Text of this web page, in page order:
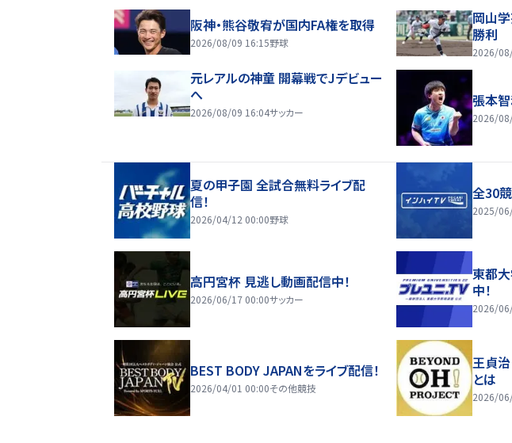
阪神・熊谷敬宥が国内FA権を取得
2026/08/09 16:15野球
岡山
勝利
2026/
元レアルの神童 開幕戦でJデビュー
へ
2026/08/09 16:04サッカー
張本
2026/
夏の甲子園 全試合無料ライブ配
信！
2026/04/12 00:00野球
全30
2025/
高円宮杯 見逃し動画配信中！
2026/06/17 00:00サッカー
東都
中！
2026/
BEST BODY JAPANをライブ配信！
2026/04/01 00:00その他競技
王貞
とは
2026/